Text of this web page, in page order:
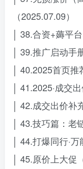
（2025.07.09）
│ 38.合资+薅平
│ 39.推广启动手
│ 40.2025首页推
│ 41.2025·成交
│ 42.成交出价补
│ 43.技巧篇：老
│ 44.打爆同行·
│ 45.原价上大促